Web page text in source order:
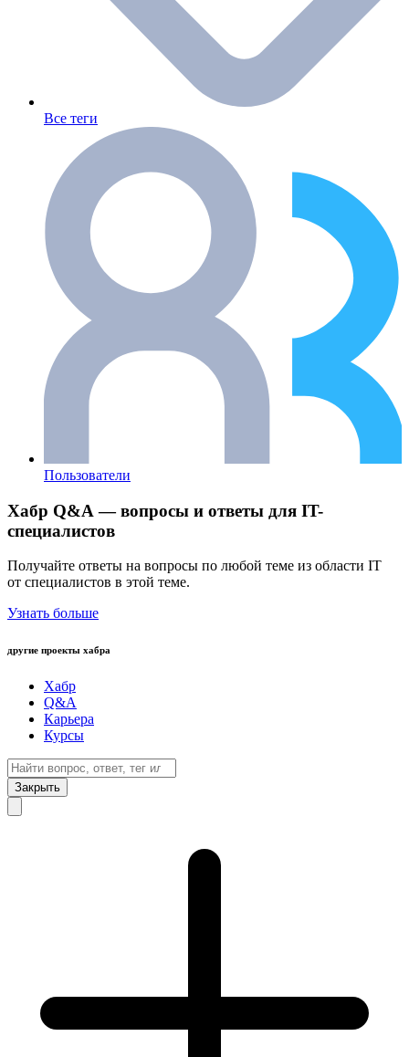
Все теги
Пользователи
Хабр Q&A — вопросы и ответы для IT-
специалистов
Получайте ответы на вопросы по любой теме из области IT
от специалистов в этой теме.
Узнать больше
другие проекты хабра
Хабр
Q&A
Карьера
Курсы
Закрыть